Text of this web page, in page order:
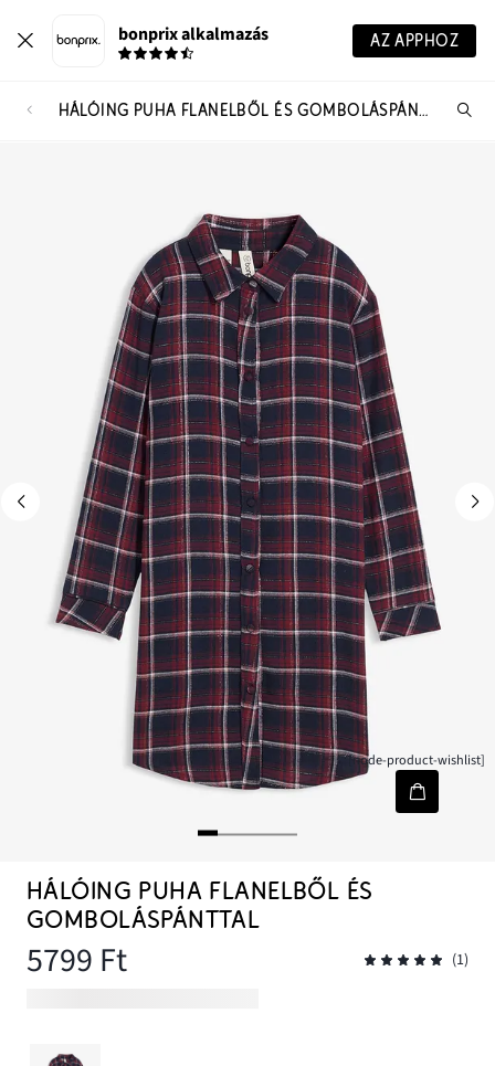
bonprix alkalmazás AZ APPHOZ
HÁLÓING PUHA FLANELBŐL ÉS GOMBOLÁSPÁNTTAL
[node-product-wishlist]
HÁLÓING PUHA FLANELBŐL ÉS
GOMBOLÁSPÁNTTAL
5799 Ft (1)